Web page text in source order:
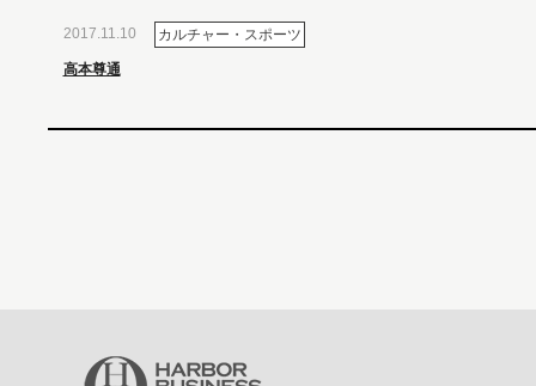
2017.11.10 カルチャー・スポーツ
高本尊通